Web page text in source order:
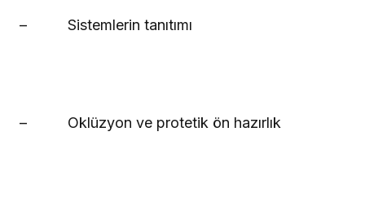
– Sistemlerin tanıtımı
– Oklüzyon ve protetik ön hazırlık